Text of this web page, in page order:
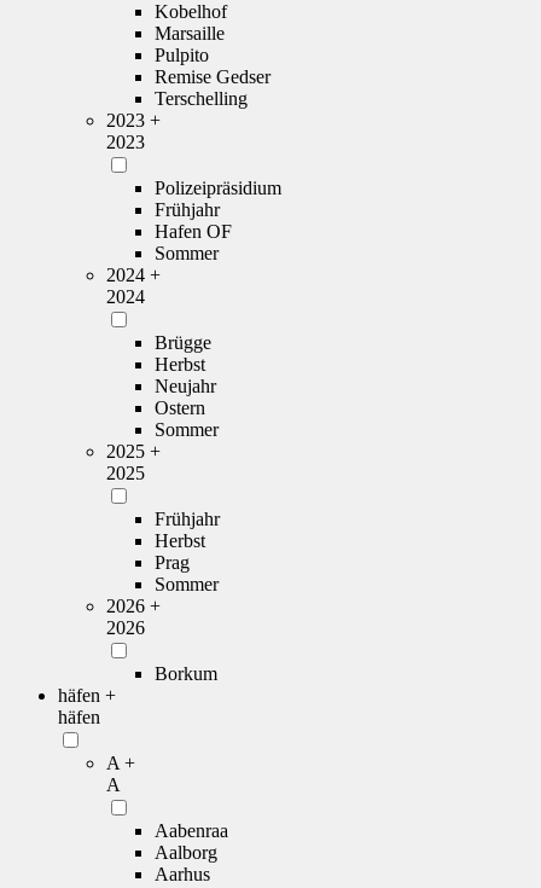
Kobelhof
Marsaille
Pulpito
Remise Gedser
Terschelling
2023 +
2023
Polizeipräsidium
Frühjahr
Hafen OF
Sommer
2024 +
2024
Brügge
Herbst
Neujahr
Ostern
Sommer
2025 +
2025
Frühjahr
Herbst
Prag
Sommer
2026 +
2026
Borkum
häfen +
häfen
A +
A
Aabenraa
Aalborg
Aarhus